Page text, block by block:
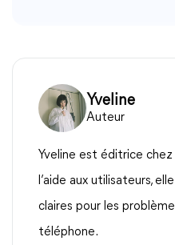
Yveline
Auteur
Yveline est éditrice chez
l’aide aux utilisateurs,
claires pour les
téléphone.